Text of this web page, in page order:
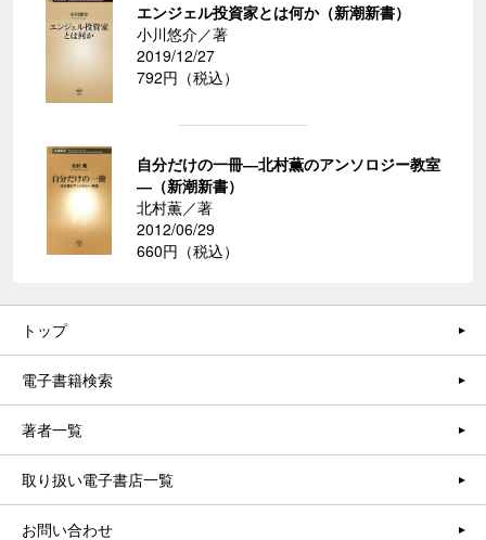
エンジェル投資家とは何か（新潮新書）
小川悠介／著
2019/12/27
792円（税込）
自分だけの一冊―北村薫のアンソロジー教室
―（新潮新書）
北村薫／著
2012/06/29
660円（税込）
トップ
電子書籍検索
著者一覧
取り扱い電子書店一覧
お問い合わせ